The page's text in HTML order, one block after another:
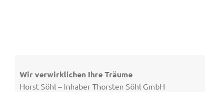
Wir verwirklichen Ihre Träume
Horst Söhl – Inhaber Thorsten Söhl GmbH